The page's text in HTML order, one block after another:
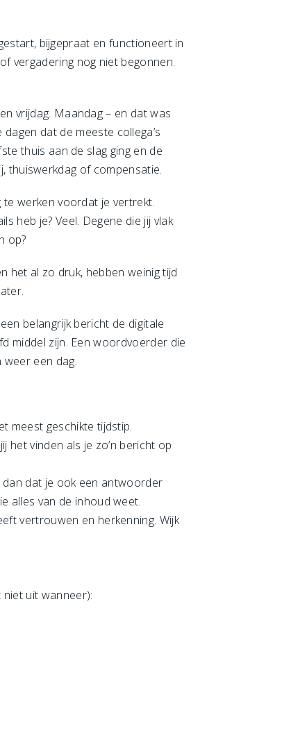
bijgepraat en functioneert in
vergadering nog niet begonnen.
vrijdag. Maandag – en dat was
dat de meeste collega’s
thuis aan de slag ging en de
thuiswerkdag of compensatie.
werken voordat je vertrekt.
heb je? Veel. Degene die jij vlak
op?
het al zo druk, hebben weinig tijd
belangrijk bericht de digitale
middel zijn. Een woordvoerder die
een dag.
meest geschikte tijdstip.
het vinden als je zo’n bericht op
dan dat je ook een antwoorder
alles van de inhoud weet.
vertrouwen en herkenning. Wijk
uit wanneer):